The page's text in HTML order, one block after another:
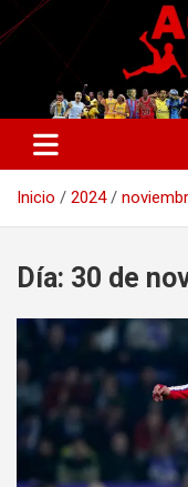
Saltar
al
Agente
La nueva generación
Inicio 2024
Día: 30 de